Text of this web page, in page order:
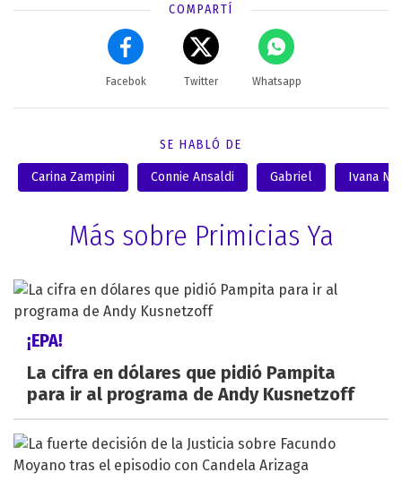
COMPARTÍ
Facebok Twitter Whatsapp
SE HABLÓ DE
Carina Zampini Connie Ansaldi Gabriel Ivana
Más sobre Primicias Ya
¡EPA!
La cifra en dólares que pidió Pampita
para ir al programa de Andy Kusnetzoff